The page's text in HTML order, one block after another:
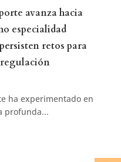
avanza hacia
especialidad
retos para
ha experimentado en
profunda...